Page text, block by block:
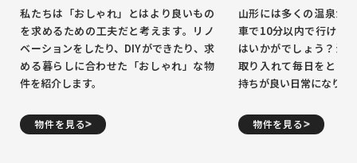
物件を見る
私たちは「おしゃれ」とはより良いもの
を求めるための工夫だと考えます。リノ
ベーションをしたり、DIYができたり、求
める暮らしに合わせた「おしゃれ」な物
件を紹介します。
物件を見る
山形には多くの温泉が
車で10分以内で行ける
はいかがでしょう？温
取り入れて毎日をとと
持ちが良い日常になりそ